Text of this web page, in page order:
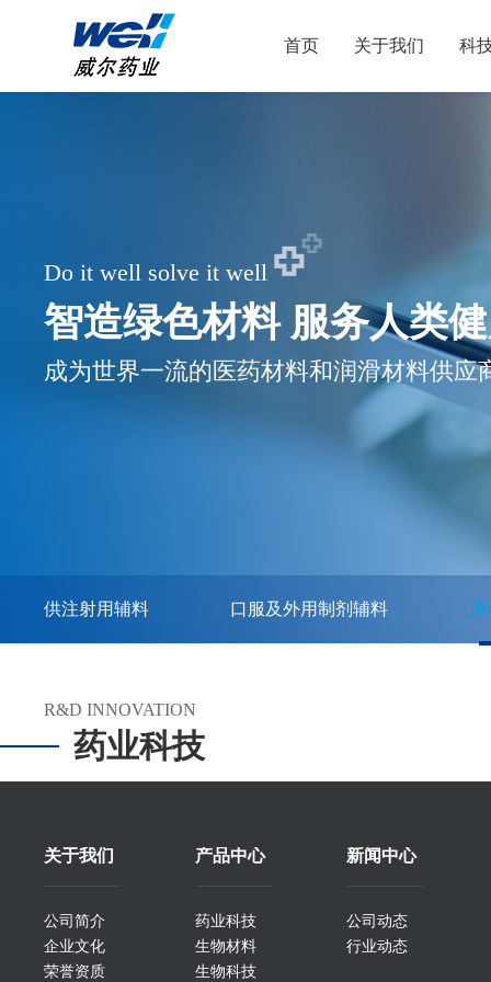
首页 关于我们 科
Do it well solve it well
智造绿色材料 服务人类
成为世界一流的医药材料和润滑材料供应
供注射用辅料 口服及外用制剂辅料
R&D INNOVATION
药业科技
关于我们
公司简介
企业文化
荣誉资质
产品中心
药业科技
生物材料
生物科技
新闻中心
公司动态
行业动态